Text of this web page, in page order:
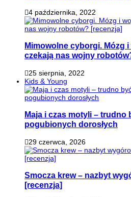
4 października, 2022
Mimowolne cyborgi. Mózg
czekają nas wojny
25 sierpnia, 2022
Kids & Young
Maja i czas motyli – trudno
pogubionych dorosłych
29 czerwca, 2026
Smocza krew – nazbyt
[recenzja]